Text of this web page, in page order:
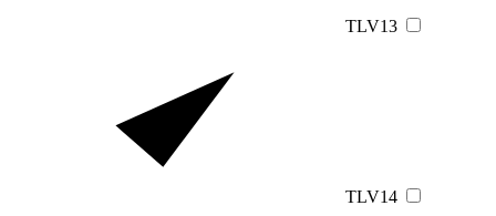
TLV13
TLV14